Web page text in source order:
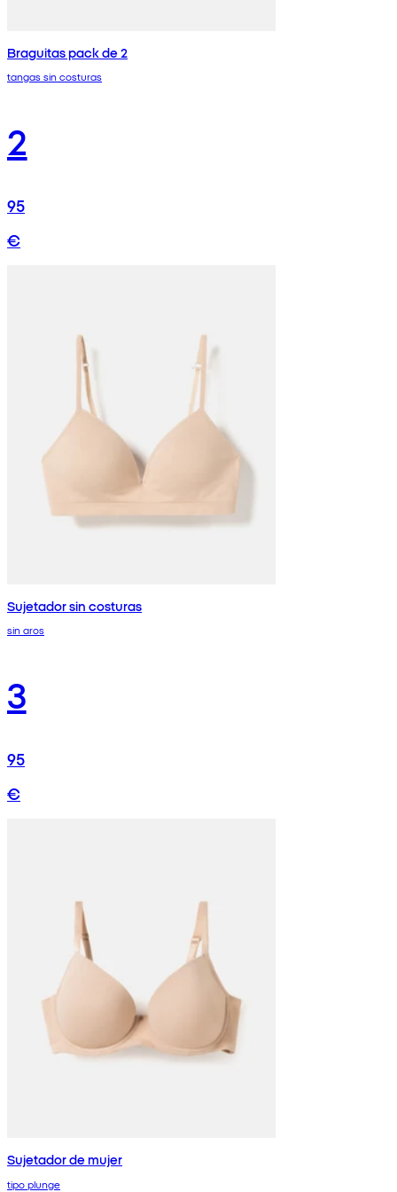
Braguitas pack de 2
tangas sin costuras
2
95
€
Sujetador sin costuras
sin aros
3
95
€
Sujetador de mujer
tipo plunge